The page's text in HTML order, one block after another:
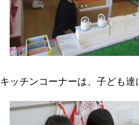
キッチンコーナーは、子ども